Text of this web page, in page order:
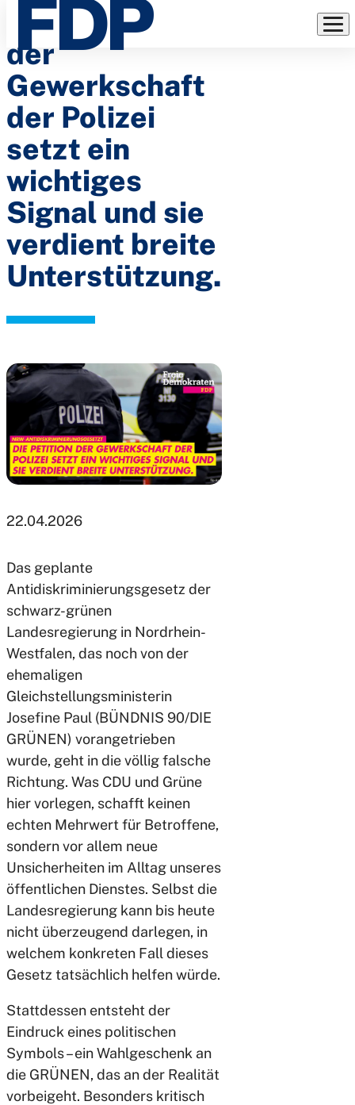
Direkt
Inhalt
Die Petition
der
Gewerkschaft
der Polizei
setzt ein
wichtiges
Signal und sie
verdient breite
Unterstützung.
22.04.2026
Das geplante
Antidiskriminierungsgesetz der
schwarz-grünen
Landesregierung in Nordrhein-
Westfalen, das noch von der
ehemaligen
Gleichstellungsministerin
Josefine Paul (BÜNDNIS 90/DIE
GRÜNEN) vorangetrieben
wurde, geht in die völlig falsche
Richtung. Was CDU und Grüne
hier vorlegen, schafft keinen
echten Mehrwert für Betroffene,
sondern vor allem neue
Unsicherheiten im Alltag unseres
öffentlichen Dienstes. Selbst die
Landesregierung kann bis heute
nicht überzeugend darlegen, in
welchem konkreten Fall dieses
Gesetz tatsächlich helfen würde.
Stattdessen entsteht der
Eindruck eines politischen
Symbols – ein Wahlgeschenk an
die GRÜNEN, das an der Realität
vorbeigeht. Besonders kritisch